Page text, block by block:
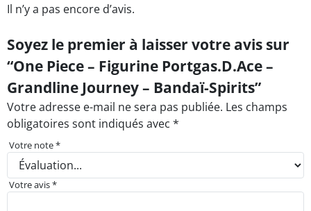
Il n’y a pas encore d’avis.
Soyez le premier à laisser votre avis sur
“One Piece – Figurine Portgas.D.Ace –
Grandline Journey – Bandaï-Spirits”
Votre adresse e-mail ne sera pas publiée. Les champs
obligatoires sont indiqués avec *
Votre note*
Votre avis*